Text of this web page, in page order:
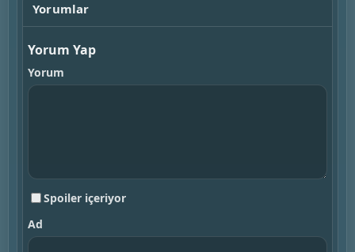
Yorumlar
Yorum Yap
Yorum
Spoiler içeriyor
Ad